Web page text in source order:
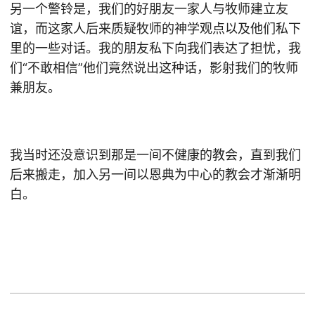
另一个警铃是，我们的好朋友一家人与牧师建立友
谊，而这家人后来质疑牧师的神学观点以及他们私下
里的一些对话。我的朋友私下向我们表达了担忧，我
们“不敢相信”他们竟然说出这种话，影射我们的牧师
兼朋友。
我当时还没意识到那是一间不健康的教会，直到我们
后来搬走，加入另一间以恩典为中心的教会才渐渐明
白。